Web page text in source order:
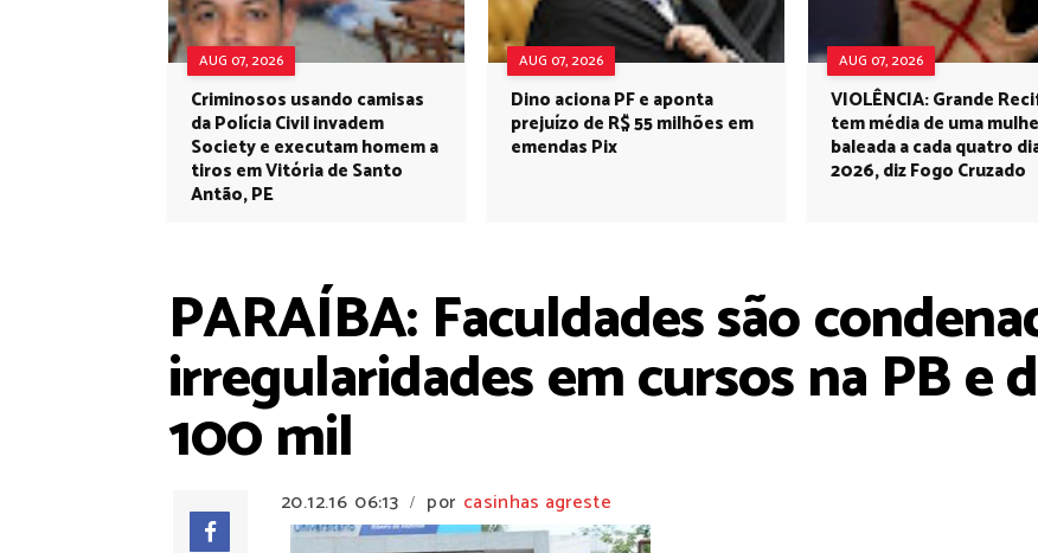
AUG 07, 2026
Criminosos usando camisas
da Polícia Civil invadem
Society e executam homem a
tiros em Vitória de Santo
Antão, PE
AUG 07, 2026
Dino aciona PF e aponta
prejuízo de R$ 55 milhões em
emendas Pix
AUG 07, 2026
VIOLÊNCIA: Grande
tem média de uma
baleada a cada quatro
2026, diz Fogo Cruzado
PARAÍBA: Faculdades são
irregularidades em cursos na PB e
100 mil
20.12.16 06:13 / por casinhas agreste